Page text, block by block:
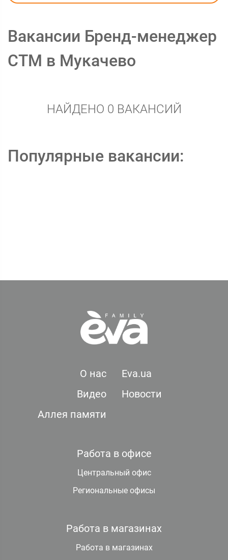
Вакансии Бренд-менеджер
СТМ в Мукачево
НАЙДЕНО 0 ВАКАНСИЙ
Популярные вакансии:
О нас
Eva.ua
Видео
Новости
Аллея памяти
Работа в офисе
Центральный офис
Региональные офисы
Работа в магазинах
Работа в магазинах